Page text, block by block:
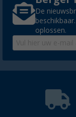
De
oplossen.